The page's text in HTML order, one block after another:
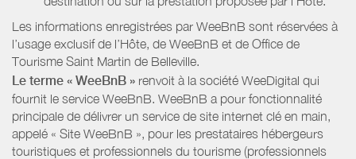
Les informations enregistrées par WeeBnB sont réservées à
l’usage exclusif de l’Hôte, de WeeBnB et de Office de
Tourisme Saint Martin de Belleville.
Le terme « WeeBnB » renvoit à la société WeeDigital qui
fournit le service WeeBnB. WeeBnB a pour fonctionnalité
principale de délivrer un service de site internet clé en main,
appelé « Site WeeBnB », pour les prestataires hébergeurs
touristiques et professionnels du tourisme (professionnels